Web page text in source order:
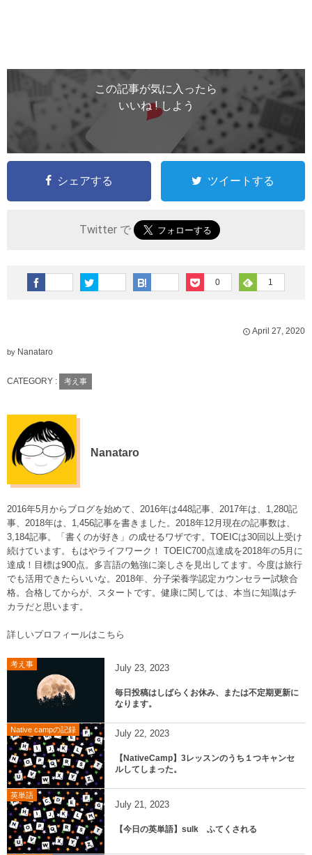
この記事が気に入ったら
いいね ! しよう
シェアする ツイートする
Twitter で
0 1
April 27, 2020
by Nanataro
CATEGORY : 考え事
Nanataro
2016年5月からブログを始めて、2016年は448記事、2017年は、1,280記
事、2018年は、1,456記事を書きました。2018年12月現在の記事数は、
3,184記事。「書くのが好き」の成せるワザです。TOEICは30回以上受け
続けています。もはやライフワーク！ TOEIC700点達成を2018年の5月に
達成！目標は900点。多言語の勉強に楽しさを見出してます。今度は旅行
でも活用できたらいいな。2018年、分子栄養学認定カウンセラー試験合
格。合格してからが、スタートです。健康に関しては、本当に知識はチ
カラだと思います。
詳しいプロフィールはこちら
考え事 July 23, 2023
毎日投稿はしばらくお休み、または不定期更新に
なります。
Native campの記録 July 22, 2023
【NativeCamp】3レッスンのうち１つキャンセ
ルしてしまった。
英単語
July 21, 2023
【今日の英単語】sulk ふてくされる